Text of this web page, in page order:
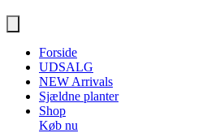
Forside
UDSALG
NEW Arrivals
Sjældne planter
Shop
Køb nu